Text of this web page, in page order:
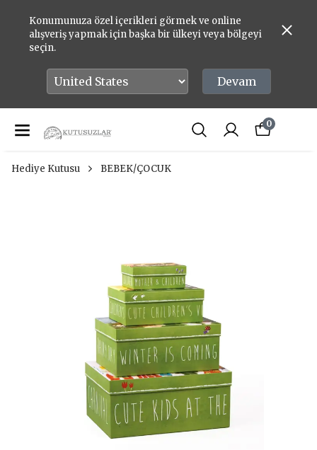
Konumunuza özel içerikleri görmek ve online
alışveriş yapmak için başka bir ülkeyi veya bölgeyi
seçin.
Devam
0
Hediye Kutusu BEBEK/ÇOCUK